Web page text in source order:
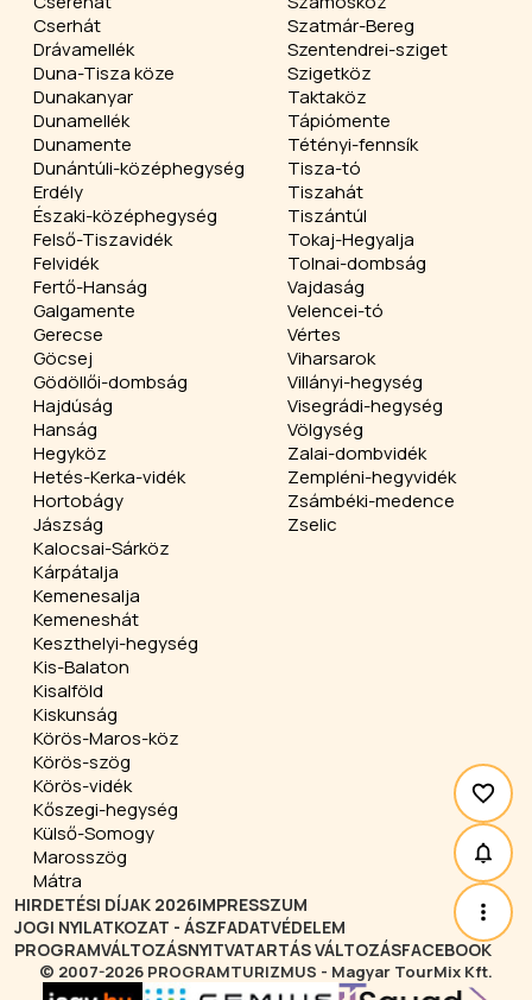
Cserhát
Drávamellék
Duna-Tisza köze
Dunakanyar
Dunamellék
Dunamente
Dunántúli-középhegység
Erdély
Északi-középhegység
Felső-Tiszavidék
Felvidék
Fertő-Hanság
Galgamente
Gerecse
Göcsej
Gödöllői-dombság
Hajdúság
Hanság
Hegyköz
Hetés-Kerka-vidék
Hortobágy
Jászság
Kalocsai-Sárköz
Kárpátalja
Kemenesalja
Kemeneshát
Keszthelyi-hegység
Kis-Balaton
Kisalföld
Kiskunság
Körös-Maros-köz
Körös-szög
Körös-vidék
Kőszegi-hegység
Külső-Somogy
Marosszög
Mátra
Szatmár-Bereg
Szentendrei-sziget
Szigetköz
Taktaköz
Tápiómente
Tétényi-fennsík
Tisza-tó
Tiszahát
Tiszántúl
Tokaj-Hegyalja
Tolnai-dombság
Vajdaság
Velencei-tó
Vértes
Viharsarok
Villányi-hegység
Visegrádi-hegység
Völgység
Zalai-dombvidék
Zempléni-hegyvidék
Zsámbéki-medence
Zselic
HIRDETÉSI DÍJAK 2026IMPRESSZUM
JOGI NYILATKOZAT - ÁSZFADATVÉDELEM
PROGRAMVÁLTOZÁSNYITVATARTÁS VÁLTOZÁSFACEBOOK
© 2007-2026 PROGRAMTURIZMUS - Magyar TourMix Kft.